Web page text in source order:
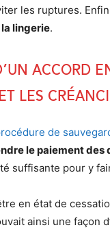
les ruptures.
lingerie.
accord
les
de
le paiement des
suffisante pour y
en état de
ainsi une façon